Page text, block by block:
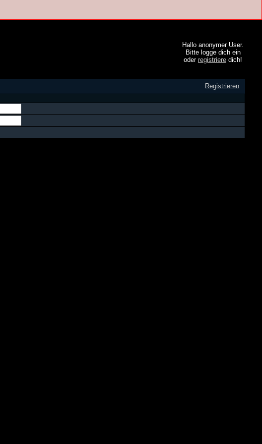
Hallo anonymer User.
Bitte logge dich ein
oder registriere dich!
Registrieren